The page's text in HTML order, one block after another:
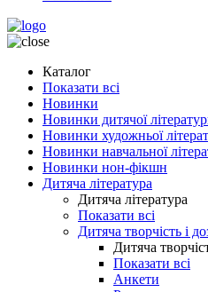
Каталог
Показати всі
Новинки
Новинки дитячої
Новинки художньої
Новинки навчальної
Новинки нон-фікшн
Дитяча література
Дитяча література
Показати всі
Дитяча творчість і
Дитяча
Показати всі
Анкети